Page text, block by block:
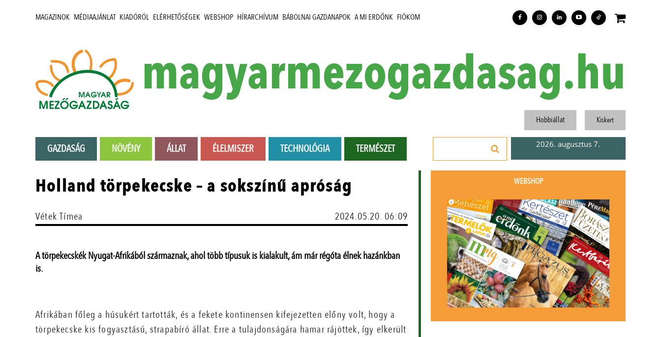
MAGAZINOK MÉDIAAJÁNLAT KIADÓRÓL ELÉRHETŐSÉGEK WEBSHOP HÍRARCHÍVUM BÁBOLNAI GAZDANAPOK A MI ERDŐNK FIÓKOM
magyarmezogazdasag.hu
GAZDASÁG NÖVÉNY ÁLLAT ÉLELMISZER TECHNOLÓGIA TERMÉSZET
Hobbiállat Kiskert
2026. augusztus 7.
Holland törpekecske – a sokszínű apróság
Vétek Tímea 2024.05.20. 06:09
A törpekecskék Nyugat-Afrikából származnak, ahol több típusuk is kialakult, ám már régóta élnek hazánkban
is.
Afrikában főleg a húsukért tartották, és a fekete kontinensen kifejezetten előny volt, hogy a
törpekecske kis fogyasztású, strapabíró állat. Erre a tulaj­donságára hamar rájöttek, így elkerült
WEBSHOP